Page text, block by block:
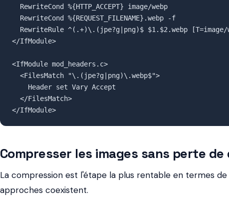
  RewriteCond %{HTTP_ACCEPT} image/webp
  RewriteCond %{REQUEST_FILENAME}.webp -f
RewriteRule ^(.+)\.(jpe?g|png)$ $1.$2.webp [T=image/
</IfModule>
<IfModule mod_headers.c>
  <FilesMatch "\.(jpe?g|png)\.webp$">
    Header set Vary Accept
  </FilesMatch>
</IfModule>
Compresser les images sans perte
La compression est l'étape la plus rentable en termes
approches coexistent.